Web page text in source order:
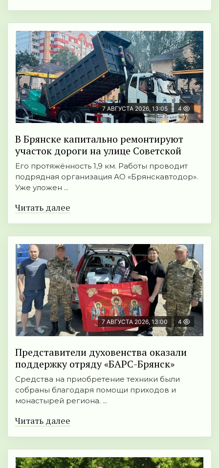
7 АВГУСТА 2026, 13:05 4
В Брянске капитально ремонтируют
участок дороги на улице Советской
Его протяжённость 1,9 км. Работы проводит
подрядная организация АО «Брянскавтодор».
Уже уложен ...
Читать далее
7 АВГУСТА 2026, 13:00 4
Представители духовенства оказали
поддержку отряду «БАРС-Брянск»
Средства на приобретение техники были
собраны благодаря помощи приходов и
монастырей региона. ...
Читать далее